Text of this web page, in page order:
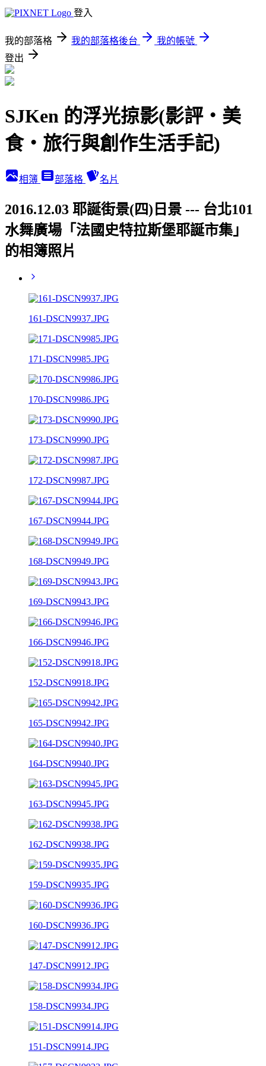
登入
我的部落格 我的部落格後台
我的帳號
登出
SJKen 的浮光掠影(影評‧美
食‧旅行與創作生活手記)
相簿 部落格 名片
2016.12.03 耶誕街景(四)日景 --- 台北101
水舞廣場「法國史特拉斯堡耶誕市集」
的相簿照片
161-DSCN9937.JPG
171-DSCN9985.JPG
170-DSCN9986.JPG
173-DSCN9990.JPG
172-DSCN9987.JPG
167-DSCN9944.JPG
168-DSCN9949.JPG
169-DSCN9943.JPG
166-DSCN9946.JPG
152-DSCN9918.JPG
165-DSCN9942.JPG
164-DSCN9940.JPG
163-DSCN9945.JPG
162-DSCN9938.JPG
159-DSCN9935.JPG
160-DSCN9936.JPG
147-DSCN9912.JPG
158-DSCN9934.JPG
151-DSCN9914.JPG